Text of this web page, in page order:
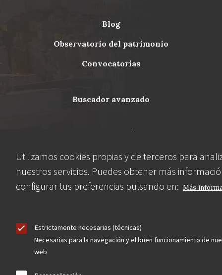
Utilizamos cookies propias y de terceros para
nuestros servicios. Puedes obtener más
configurar tus preferencias pulsando en: Más
Estrictamente necesarias (técnicas)
Necesarias para la navegación y el buen funcionamiento de
web
Menu
blog
observatorio del patrimonio
convocatorias
buscador avanzado
Nuestras redes
Contacta